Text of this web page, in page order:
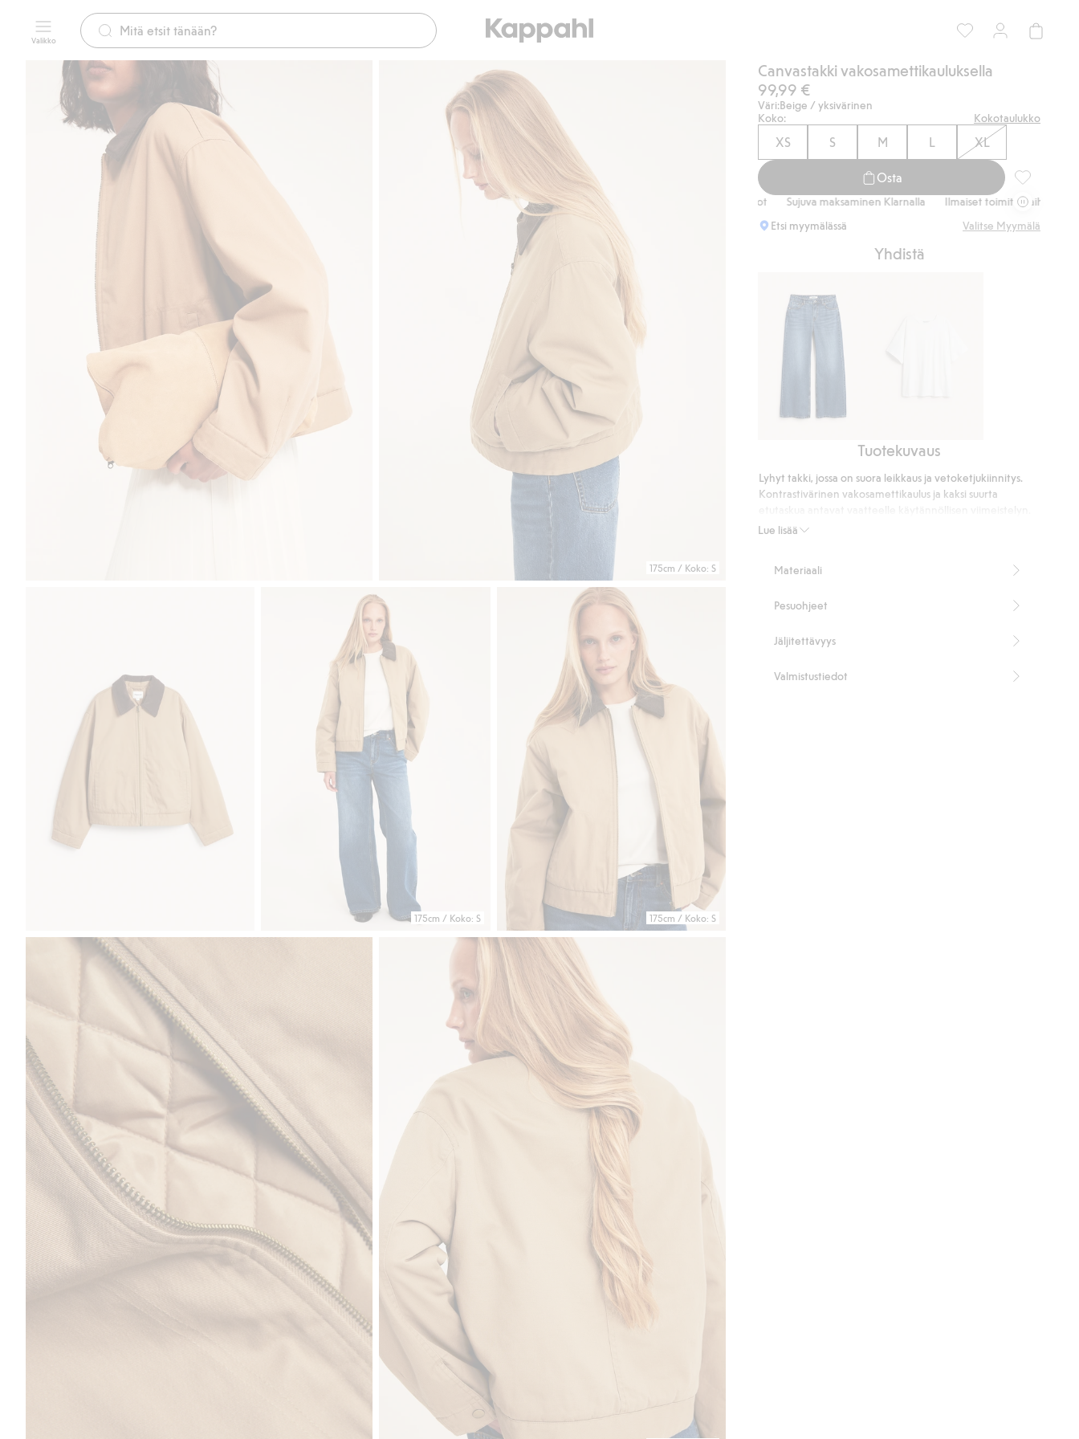
Valikko
175cm / Koko: S
175cm / Koko: S 175cm / Koko: S
Canvastakki vakosamettikauluksella
99,99 €
Väri:Beige / yksivärinen
Koko:
Kokotaulukko
XS S M L XL
Osta
Sujuva maksaminen Klarnalla Ilmaiset toimitusvaihtoehdot Sujuva maksaminen Klarnalla Ilmaiset toimitusvaihtoehdot
Etsi myymälässä
Valitse Myymälä
Yhdistä
high
Oversize-
paita
Tuotekuvaus
Lue lisää
Lyhyt takki, jossa on suora leikkaus ja vetoketjukiinnitys.
Kontrastivärinen vakosamettikaulus ja kaksi suurta
Takki on kevyesti topattu, ja siinä on tikattu sisävuori.
Vakosamettikaulus
Pituus 60,5 cm
Materiaali
Pesuohjeet
Jäljitettävyys
Valmistustiedot